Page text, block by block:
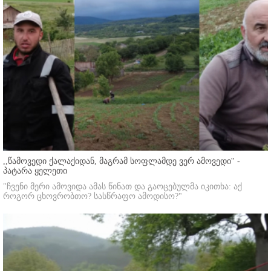
,,წამოვედი ქალაქიდან, მაგრამ სოფლამდე ვერ ამოვედი'' -
პატარა ყელეთი
"ჩვენი მერი ამოვიდა ამას წინათ და გაოცებულმა იკითხა: აქ
როგორ ცხოვრობთო? სასწრაფო ამოდისო?"